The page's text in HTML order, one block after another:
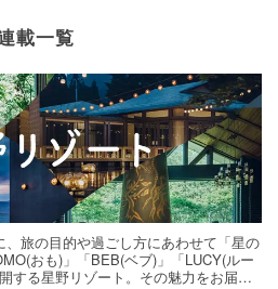
載一覧
、旅の目的や過ごし方にあわせて「星の
おも)」「BEB(ベブ)」「LUCY(ルー
する星野リゾート。その魅力をお届け